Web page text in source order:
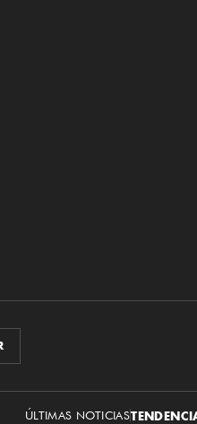
ÚLTIMAS NOTICIAS